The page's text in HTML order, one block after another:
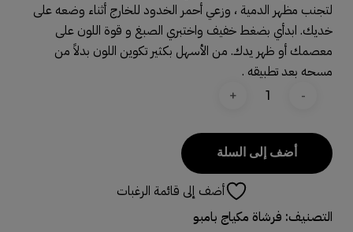
لتجنب مظهر الدمية ، وزعي أحمر الخدود للخارج أثناء وضعه على
خديك. ابدأي بضغط خفيف واختبري الصبغ و قوة اللون على
معصمك أو ظهر يدك. من الأسهل بكثير تكوين اللون بدلاً من
مسحه بعد تطبيقه .
أضف إلى السلة
أضف إلى قائمة الرغبات
التصنيف: فرشاة مكياج بامبو